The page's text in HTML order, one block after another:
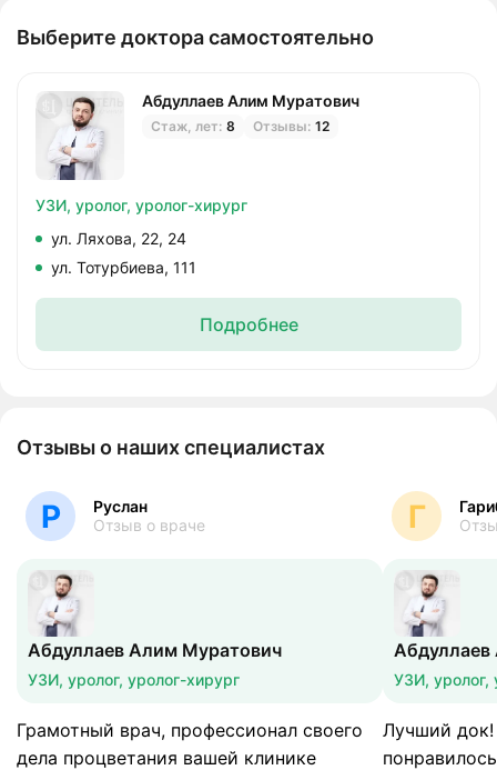
Выберите доктора самостоятельно
Абдуллаев Алим Муратович
Стаж, лет: 8 Отзывы: 12
УЗИ, уролог, уролог-хирург
ул. Ляхова, 22, 24
ул. Тотурбиева, 111
Подробнее
Отзывы о наших специалистах
Р
Руслан
Отзыв о враче
Абдуллаев Алим Муратович
УЗИ, уролог, уролог-хирург
Грамотный врач, профессионал своего
дела процветания вашей клинике
Г
УЗИ, уролог,
Лучший док!